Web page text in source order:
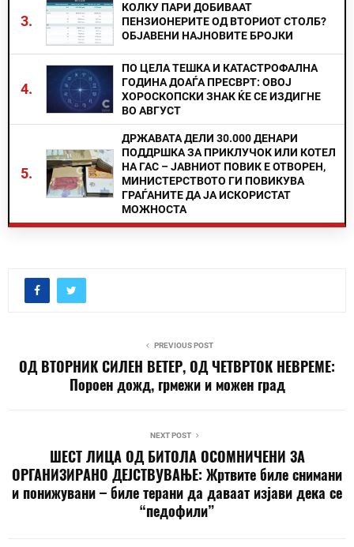
3.
КОЛКУ ПАРИ ДОБИВААТ
ПЕНЗИОНЕРИТЕ ОД ВТОРИОТ СТОЛБ?
ОБЈАВЕНИ НАЈНОВИТЕ БРОЈКИ
4.
ПО ЦЕЛА ТЕШКА И КАТАСТРОФАЛНА
ГОДИНА ДОАЃА ПРЕСВРТ: ОВОЈ
ХОРОСКОПСКИ ЗНАК ЌЕ СЕ ИЗДИГНЕ
ВО АВГУСТ
5.
ДРЖАВАТА ДЕЛИ 30.000 ДЕНАРИ
ПОДДРШКА ЗА ПРИКЛУЧОК ИЛИ КОТЕЛ
НА ГАС – ЈАВНИОТ ПОВИК Е ОТВОРЕН,
МИНИСТЕРСТВОТО ГИ ПОВИКУВА
ГРАЃАНИТЕ ДА ЈА ИСКОРИСТАТ
МОЖНОСТА
PREVIOUS POST
ОД ВТОРНИК СИЛЕН ВЕТЕР, ОД ЧЕТВРТОК НЕВРЕМЕ:
Пороен дожд, грмежи и можен град
NEXT POST
ШЕСТ ЛИЦА ОД БИТОЛА ОСОМНИЧЕНИ ЗА
ОРГАНИЗИРАНО ДЕЈСТВУВАЊЕ: Жртвите биле снимани
и понижувани – биле терани да даваат изјави дека се
“педофили”